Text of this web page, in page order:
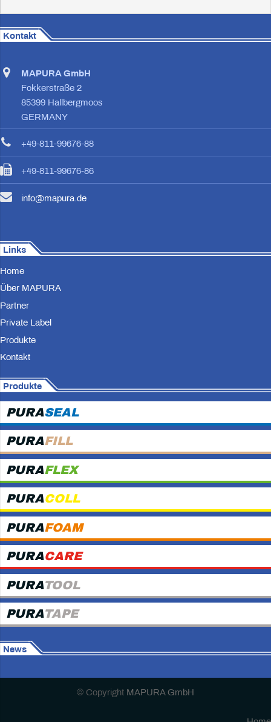
Kontakt
MAPURA GmbH
Fokkerstraße 2
85399 Hallbergmoos
GERMANY
+49-811-99676-88
+49-811-99676-86
info@mapura.de
Links
Home
Über MAPURA
Partner
Private Label
Produkte
Kontakt
Produkte
PURASEAL
PURAFILL
PURAFLEX
PURACOLL
PURAFOAM
PURACARE
PURATOOL
PURATAPE
News
© Copyright MAPURA GmbH